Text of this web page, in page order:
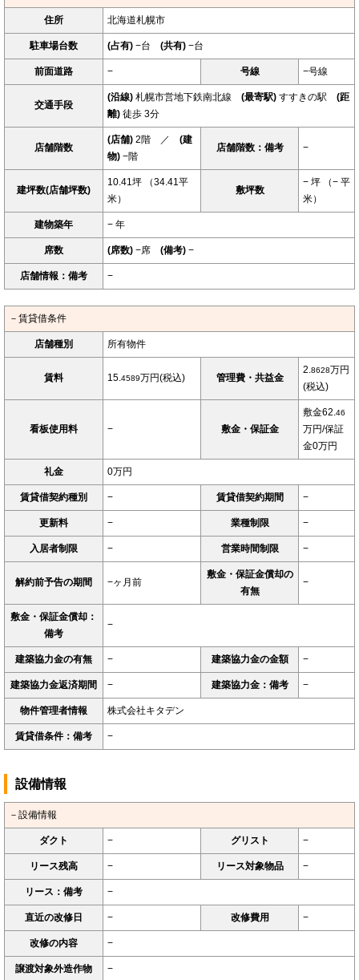
住所 北海道札幌市
駐車場台数 (占有) −台 (共有) −台
前面道路 − 号線 −号線
交通手段
(沿線) 札幌市営地下鉄南北線 (最寄駅) すすきの駅 (距
離) 徒歩 3分
店舗階数
(店舗) 2階 ／ (建
物) −階
店舗階数：備考 −
建坪数(店舗坪数)
10.41坪 （34.41平
米）
敷坪数
− 坪 （− 平
米）
建物築年 − 年
席数 (席数) −席 (備考) −
店舗情報：備考 −
－賃貸借条件
店舗種別 所有物件
賃料 15.4589万円(税込) 管理費・共益金
2.8628万円
(税込)
看板使用料 − 敷金・保証金
敷金62.46
万円/保証
金0万円
礼金 0万円
賃貸借契約種別 − 賃貸借契約期間 −
更新料 − 業種制限 −
入居者制限 − 営業時間制限 −
解約前予告の期間 −ヶ月前
敷金・保証金償却の
有無
−
敷金・保証金償却：
備考
−
建築協力金の有無 − 建築協力金の金額 −
建築協力金返済期間 − 建築協力金：備考 −
物件管理者情報 株式会社キタデン
賃貸借条件：備考 −
設備情報
－設備情報
ダクト − グリスト −
リース残高 − リース対象物品 −
リース：備考 −
直近の改修日 − 改修費用 −
改修の内容 −
譲渡対象外造作物 −